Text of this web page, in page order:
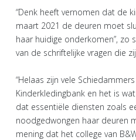
“Denk heeft vernomen dat de
maart 2021 de deuren moet
haar huidige onderkomen”, zo
van de schriftelijke vragen die
“Helaas zijn vele
Kinderkledingbank en het is
dat essentiële diensten zoals
noodgedwongen haar deuren
mening dat het college van